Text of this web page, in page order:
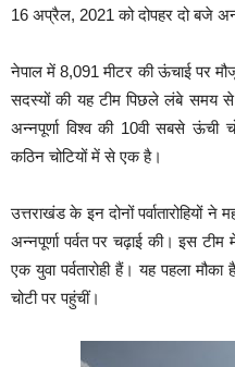
16 अप्रैल, 2021 को दोपहर दो बजे
नेपाल में 8,091 मीटर की ऊंचाई पर
सदस्यों की यह टीम पिछले लंबे समय
अन्नपूर्णा विश्व की 10वी सबसे ऊंची
कठिन चोटियों में से एक है।
उत्तराखंड के इन दोनों
अन्नपूर्णा पर्वत पर चढ़ाई की। इस टीम
एक युवा पर्वतारोही हैं। यह पहला मौका
चोटी पर पहुंचीं।